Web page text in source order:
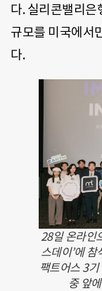
다. 실리콘밸리은
규모를 미국에서
다.
28일 온라인
스데이’에
팩트어스 3
중 앞